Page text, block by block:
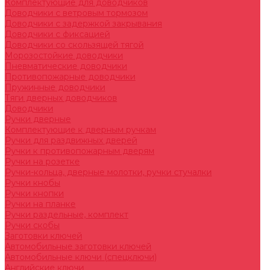
Комплектующие для доводчиков
Доводчики с ветровым тормозом
Доводчики с задержкой закрывания
Доводчики с фиксацией
Доводчики со скользящей тягой
Морозостойкие доводчики
Пневматические доводчики
Противопожарные доводчики
Пружинные доводчики
Тяги дверных доводчиков
Доводчики
Ручки дверные
Комплектующие к дверным ручкам
Ручки для раздвижных дверей
Ручки к противопожарным дверям
Ручки на розетке
Ручки-кольца, дверные молотки, ручки стучалки
Ручки кнобы
Ручки кнопки
Ручки на планке
Ручки раздельные, комплект
Ручки скобы
Заготовки ключей
Автомобильные заготовки ключей
Автомобильные ключи (спецключи)
Английские ключи